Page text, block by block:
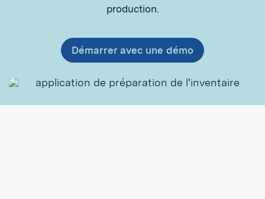
production.
Démarrer avec une démo